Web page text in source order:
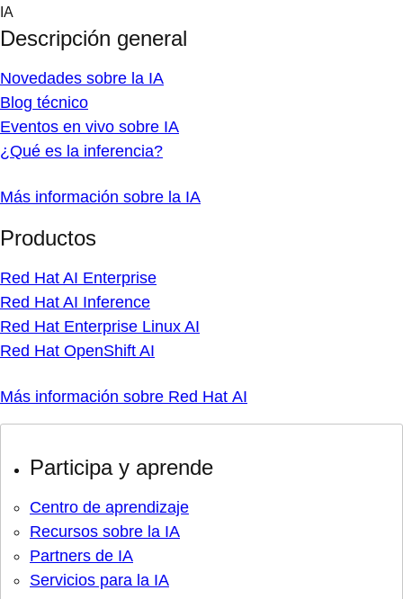
Skip
content
IA
Descripción general
Novedades sobre la IA
Blog técnico
Eventos en vivo sobre IA
¿Qué es la inferencia?
Más información sobre la IA
Productos
Red Hat AI Enterprise
Red Hat AI Inference
Red Hat Enterprise Linux AI
Red Hat OpenShift AI
Más información sobre Red Hat AI
Participa y aprende
Centro de aprendizaje
Recursos sobre la IA
Partners de IA
Servicios para la IA